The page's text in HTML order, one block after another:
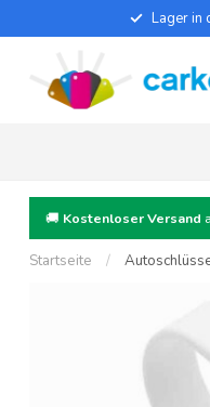
Lager in
🚚 Kostenloser Versand
Startseite /